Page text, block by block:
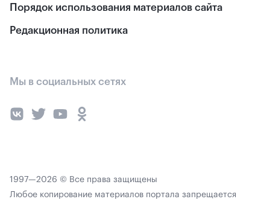
Порядок использования материалов сайта
Редакционная политика
Мы в социальных сетях
1997—2026 © Все права защищены
Любое копирование материалов портала запрещается